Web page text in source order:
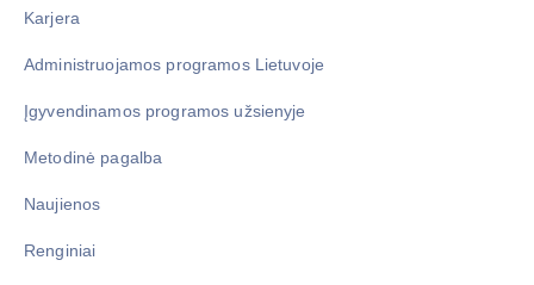
Karjera
Administruojamos programos Lietuvoje
Įgyvendinamos programos užsienyje
Metodinė pagalba
Naujienos
Renginiai